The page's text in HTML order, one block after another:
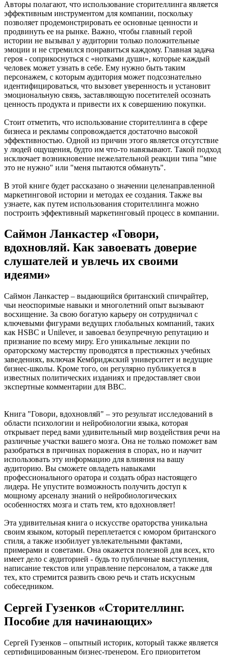
Авторы полагают, что использование сторителлинга является
эффективным инструментом для компании, поскольку
позволяет продемонстрировать ее основные ценности и
продвинуть ее на рынке. Важно, чтобы главный герой
истории не вызывал у аудитории только положительные
эмоции и не стремился понравиться каждому. Главная задача
героя - соприкоснуться с «нотками души», которые каждый
человек может узнать в себе. Ему нужно быть таким
персонажем, с которым аудитория может подсознательно
идентифицироваться, что вызовет уверенность и установит
эмоциональную связь, заставляющую посетителей осознать
ценность продукта и привести их к совершению покупки.
Стоит отметить, что использование сторителлинга в сфере
бизнеса и рекламы сопровождается достаточно высокой
эффективностью. Одной из причин этого является отсутствие
у людей ощущения, будто им что-то навязывают. Такой подход
исключает возникновение нежелательной реакции типа "мне
это не нужно" или "меня пытаются обмануть".
В этой книге будет рассказано о значении целенаправленной
маркетинговой истории и методах ее создания. Также вы
узнаете, как путем использования сторителлинга можно
построить эффективный маркетинговый процесс в компании.
Саймон Ланкастер «Говори,
вдохновляй. Как завоевать доверие
слушателей и увлечь их своими
идеями»
Саймон Ланкастер – выдающийся британский спичрайтер,
чьи неоспоримые навыки и многолетний опыт вызывают
восхищение. За свою богатую карьеру он сотрудничал с
ключевыми фигурами ведущих глобальных компаний, таких
как HSBC и Unilever, и завоевал безупречную репутацию и
признание по всему миру. Его уникальные лекции по
ораторскому мастерству проводятся в престижных учебных
заведениях, включая Кембриджский университет и ведущие
бизнес-школы. Кроме того, он регулярно публикуется в
известных политических изданиях и предоставляет свои
экспертные комментарии для BBC.
Книга "Говори, вдохновляй" – это результат исследований в
области психологии и нейробиологии языка, которая
открывает перед вами удивительный мир воздействия речи на
различные участки вашего мозга. Она не только поможет вам
разобраться в причинах поражения в спорах, но и научит
использовать эту информацию для влияния на вашу
аудиторию. Вы сможете овладеть навыками
профессионального оратора и создать образ настоящего
лидера. Не упустите возможность получить доступ к
мощному арсеналу знаний о нейробиологических
особенностях мозга и стать тем, кто вдохновляет!
Эта удивительная книга о искусстве ораторства уникальна
своим языком, который переплетается с юмором британского
стиля, а также изобилует увлекательными фактами,
примерами и советами. Она окажется полезной для всех, кто
имеет дело с аудиторией - будь то публичные выступления,
написание текстов или управление персоналом, а также для
тех, кто стремится развить свою речь и стать искусным
собеседником.
Сергей Гузенков «Сторителлинг.
Пособие для начинающих»
Сергей Гузенков – опытный историк, который также является
сертифицированным бизнес-тренером. Его приоритетом